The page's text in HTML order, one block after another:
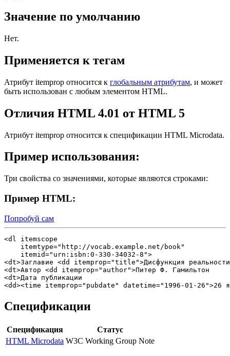
Значение по умолчанию
Нет.
Применяется к тегам
Атрибут itemprop относится к глобальным атрибутам, и может
быть использован с любым элементом HTML.
Отличия HTML 4.01 от HTML 5
Атрибут itemprop относится к спецификации HTML Microdata.
Пример использования:
Три свойства со значениями, которые являются строками:
Пример HTML:
Попробуй сам
<dl itemscope
    itemtype="http://vocab.example.net/book"
    itemid="urn:isbn:0-330-34032-8">
<dt>Заглавие <dd itemprop="title">Дисфункция реальности
<dt>Автор <dd itemprop="author">Питер Ф. Гамильтон
<dt>Дата публикации
<dd><time itemprop="pubdate" datetime="1996-01-26">26
Спецификации
Спецификация
Статус
HTML Microdata W3C Working Group Note